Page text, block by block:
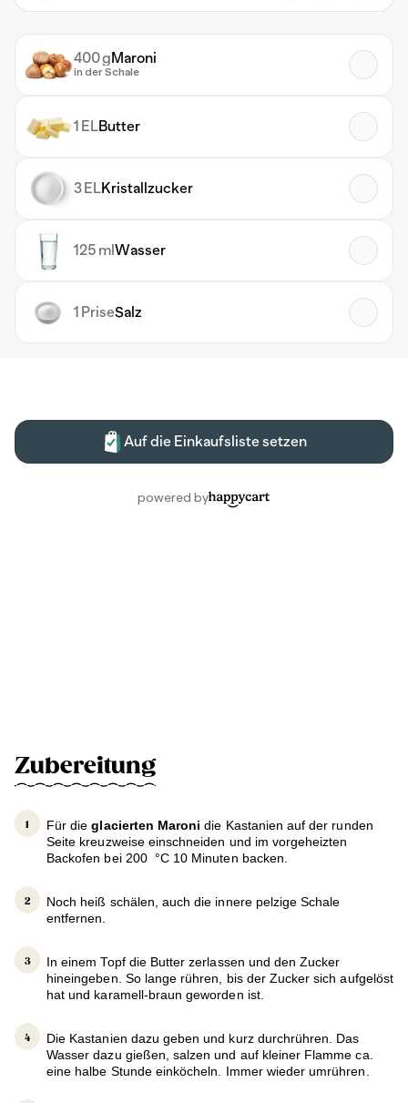
Zubereitung
Für dieglacierten Maronidie Kastanien auf der runden
Seite kreuzweise einschneiden und im vorgeheizten
Backofen bei 200 °C 10 Minuten backen.
Noch heiß schälen, auch die innere pelzige Schale
entfernen.
In einem Topf die Butter zerlassen und den Zucker
hineingeben. So lange rühren, bis der Zucker sich aufgelöst
hat und karamell-braun geworden ist.
Die Kastanien dazu geben und kurz durchrühren. Das
Wasser dazu gießen, salzen und auf kleiner Flamme ca.
eine halbe Stunde einköcheln. Immer wieder umrühren.